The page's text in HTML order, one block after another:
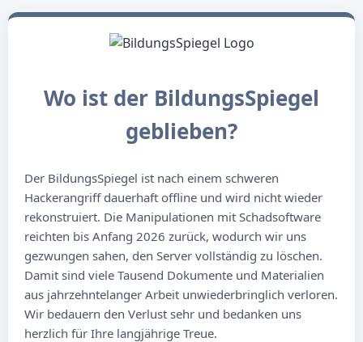
Wo ist der BildungsSpiegel
geblieben?
Der BildungsSpiegel ist nach einem schweren
Hackerangriff dauerhaft offline und wird nicht wieder
rekonstruiert. Die Manipulationen mit Schadsoftware
reichten bis Anfang 2026 zurück, wodurch wir uns
gezwungen sahen, den Server vollständig zu löschen.
Damit sind viele Tausend Dokumente und Materialien
aus jahrzehntelanger Arbeit unwiederbringlich verloren.
Wir bedauern den Verlust sehr und bedanken uns
herzlich für Ihre langjährige Treue.